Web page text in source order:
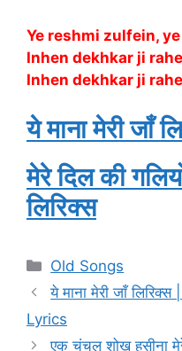
Ye reshmi zulfein,
Inhen dekhkar ji
Inhen dekhkar ji
ये माना मेरी जाँ
मेरे दिल की
लिरिक्स
Categories
Old Songs
ये माना मेरी जाँ
Lyrics
एक चंचल शोख हसीना